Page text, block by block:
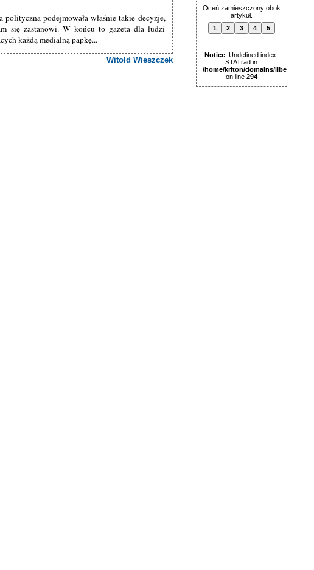
podejmowała właśnie takie decyzje,
się zastanowi. W końcu to gazeta dla ludzi
każdą medialną papkę...
Witold Wieszczek
Oceń zamieszczony obok
artykuł.
1
2 3 4 5
Notice: Undefined index:
STATrad in
/home/kriton/domains/libertas.pl/
on line 294